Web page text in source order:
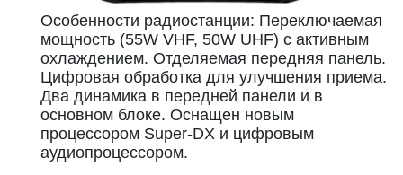
Особенности радиостанции: Переключаемая
мощность (55W VHF, 50W UHF) с активным
охлаждением. Отделяемая передняя панель.
Цифровая обработка для улучшения приема.
Два динамика в передней панели и в
основном блоке. Оснащен новым
процессором Super-DX и цифровым
аудиопроцессором.